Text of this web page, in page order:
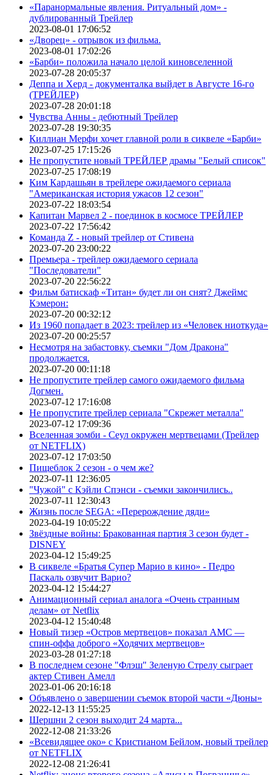
«Паранормальные явления. Ритуальный дом» -
дублированный Трейлер
2023-08-01 17:06:52
«Дворец» - отрывок из фильма.
2023-08-01 17:02:26
«Барби» положила начало целой киновселенной
2023-07-28 20:05:37
Деппа и Херд - документалка выйдет в Августе 16-го
(ТРЕЙЛЕР)
2023-07-28 20:01:18
Чувства Анны - дебютный Трейлер
2023-07-28 19:30:35
Киллиан Мерфи хочет главной роли в сиквеле «Барби»
2023-07-25 17:15:26
Не пропустите новый ТРЕЙЛЕР драмы "Белый список"
2023-07-25 17:08:19
Ким Кардашьян в трейлере ожидаемого сериала
"Американская история ужасов 12 сезон"
2023-07-22 18:03:54
Капитан Марвел 2 - поединок в космосе ТРЕЙЛЕР
2023-07-22 17:56:42
Команда Z - новый трейлер от Стивена
2023-07-20 23:00:22
Премьера - трейлер ожидаемого сериала
"Последователи"
2023-07-20 22:56:22
Фильм батискаф «Титан» будет ли он снят? Джеймс
Кэмерон:
2023-07-20 00:32:12
Из 1960 попадает в 2023: трейлер из «Человек ниоткуда»
2023-07-20 00:25:57
Несмотря на забастовку, съемки "Дом Дракона"
продолжается.
2023-07-20 00:11:18
Не пропустите трейлер самого ожидаемого фильма
Догмен.
2023-07-12 17:16:08
Не пропустите трейлер сериала "Скрежет металла"
2023-07-12 17:09:36
Вселенная зомби - Сеул окружен мертвецами (Трейлер
от NETFLIX)
2023-07-12 17:03:50
Пищеблок 2 сезон - о чем же?
2023-07-11 12:36:05
"Чужой" с Кэйли Спэнси - съемки закончились..
2023-07-11 12:30:43
Жизнь после SEGA: «Перерождение дяди»
2023-04-19 10:05:22
Звёздные войны: Бракованная партия 3 сезон будет -
DISNEY
2023-04-12 15:49:25
В сиквеле «Братья Супер Марио в кино» - Педро
Паскаль озвучит Варио?
2023-04-12 15:44:27
Анимационный сериал аналога «Очень странным
делам» от Netflix
2023-04-12 15:40:48
Новый тизер «Остров мертвецов» показал АМС —
спин-оффа доброго «Ходячих мертвецов»
2023-03-28 01:27:18
В последнем сезоне "Флэш" Зеленую Стрелу сыграет
актер Стивен Амелл
2023-01-06 20:16:18
Объявлено о завершении съемок второй части «Дюны»
2022-12-13 11:55:25
Шершни 2 сезон выходит 24 марта...
2022-12-08 21:33:26
«Всевидящее око» с Кристианом Бейлом, новый трейлер
от NETFLIX
2022-12-08 21:26:41